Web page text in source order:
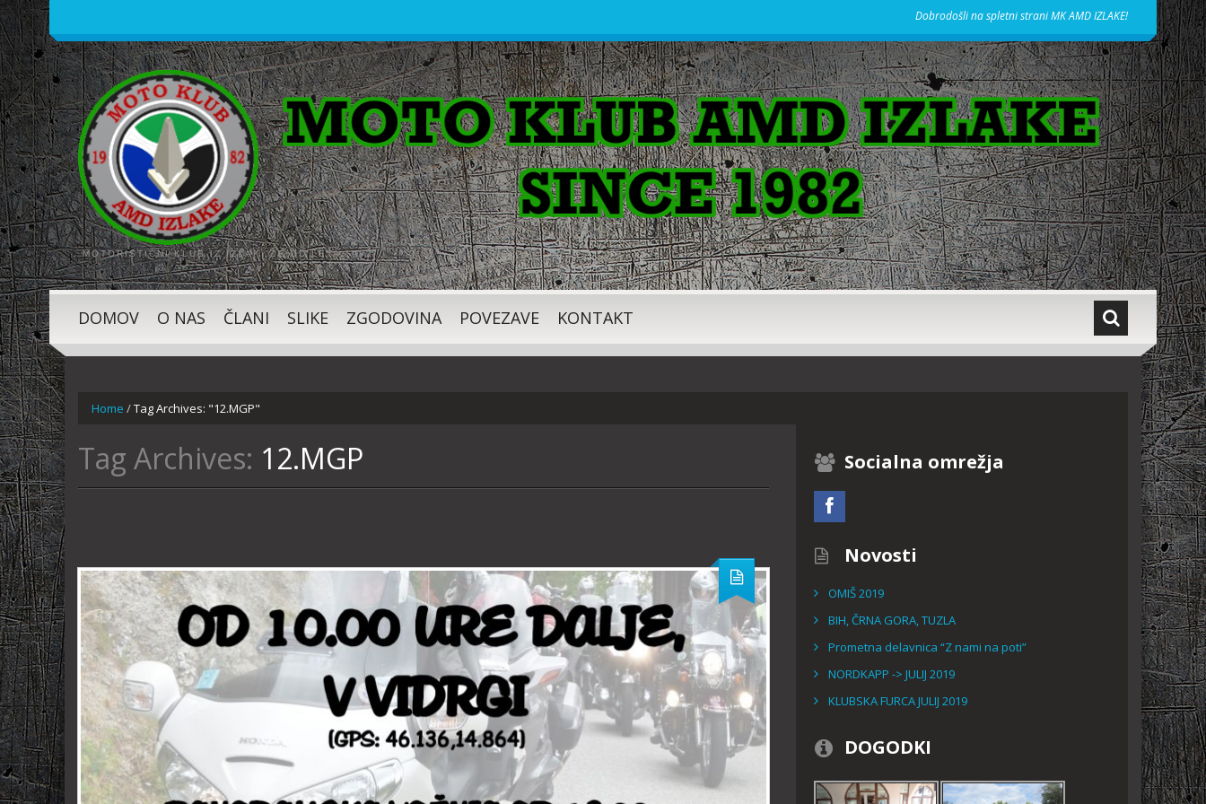
Dobrodošli na spletni strani MK AMD IZLAKE!
MOTORISTIČNI KLUB IZ IZLAK, ŽE OD LETA 1982
DOMOV O NAS ČLANI SLIKE ZGODOVINA POVEZAVE KONTAKT
Home /Tag Archives: "12.MGP"
Tag Archives: 12.MGP Socialna omrežja
Novosti
OMIŠ 2019
BIH, ČRNA GORA, TUZLA
Prometna delavnica “Z nami na poti”
NORDKAPP -> JULIJ 2019
KLUBSKA FURCA JULIJ 2019
DOGODKI